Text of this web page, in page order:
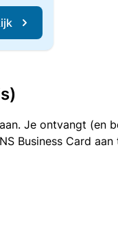
Je ontvangt
Business Card